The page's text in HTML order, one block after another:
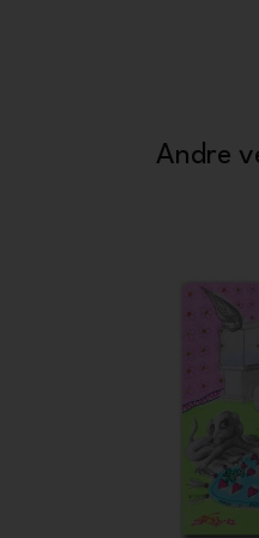
Andre